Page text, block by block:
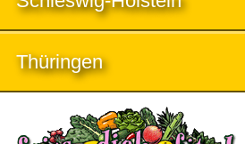
Thüringen